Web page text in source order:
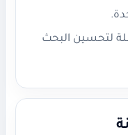
لتحسين البحث